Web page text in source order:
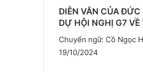
DIỄN VĂN CỦA
DỰ HỘI NGHỊ G7
Chuyển ngữ: Cồ Ngọc
19/10/2024